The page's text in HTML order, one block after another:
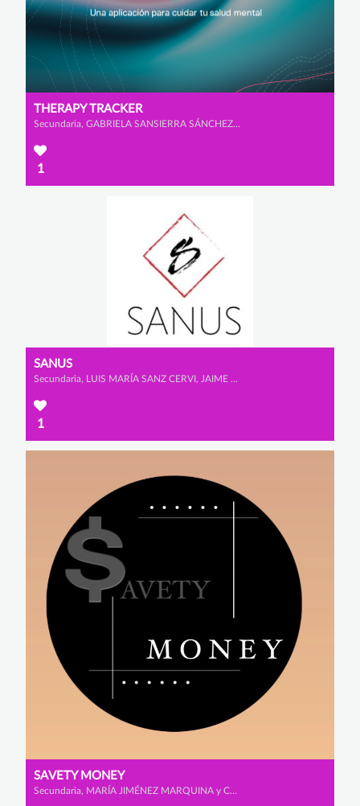
THERAPY TRACKER
Secundaria, GABRIELA SANSIERRA SÁNCHEZ-GÓMEZ y LUCÍA CARAMES FAWCUS
1
SANUS
Secundaria, LUIS MARÍA SANZ CERVI, JAIME MATUTE PORRAS y ARNAU MATEO JARA
1
SAVETY MONEY
Secundaria, MARÍA JIMÉNEZ MARQUINA y CELIA MUÑOZ ROMERO